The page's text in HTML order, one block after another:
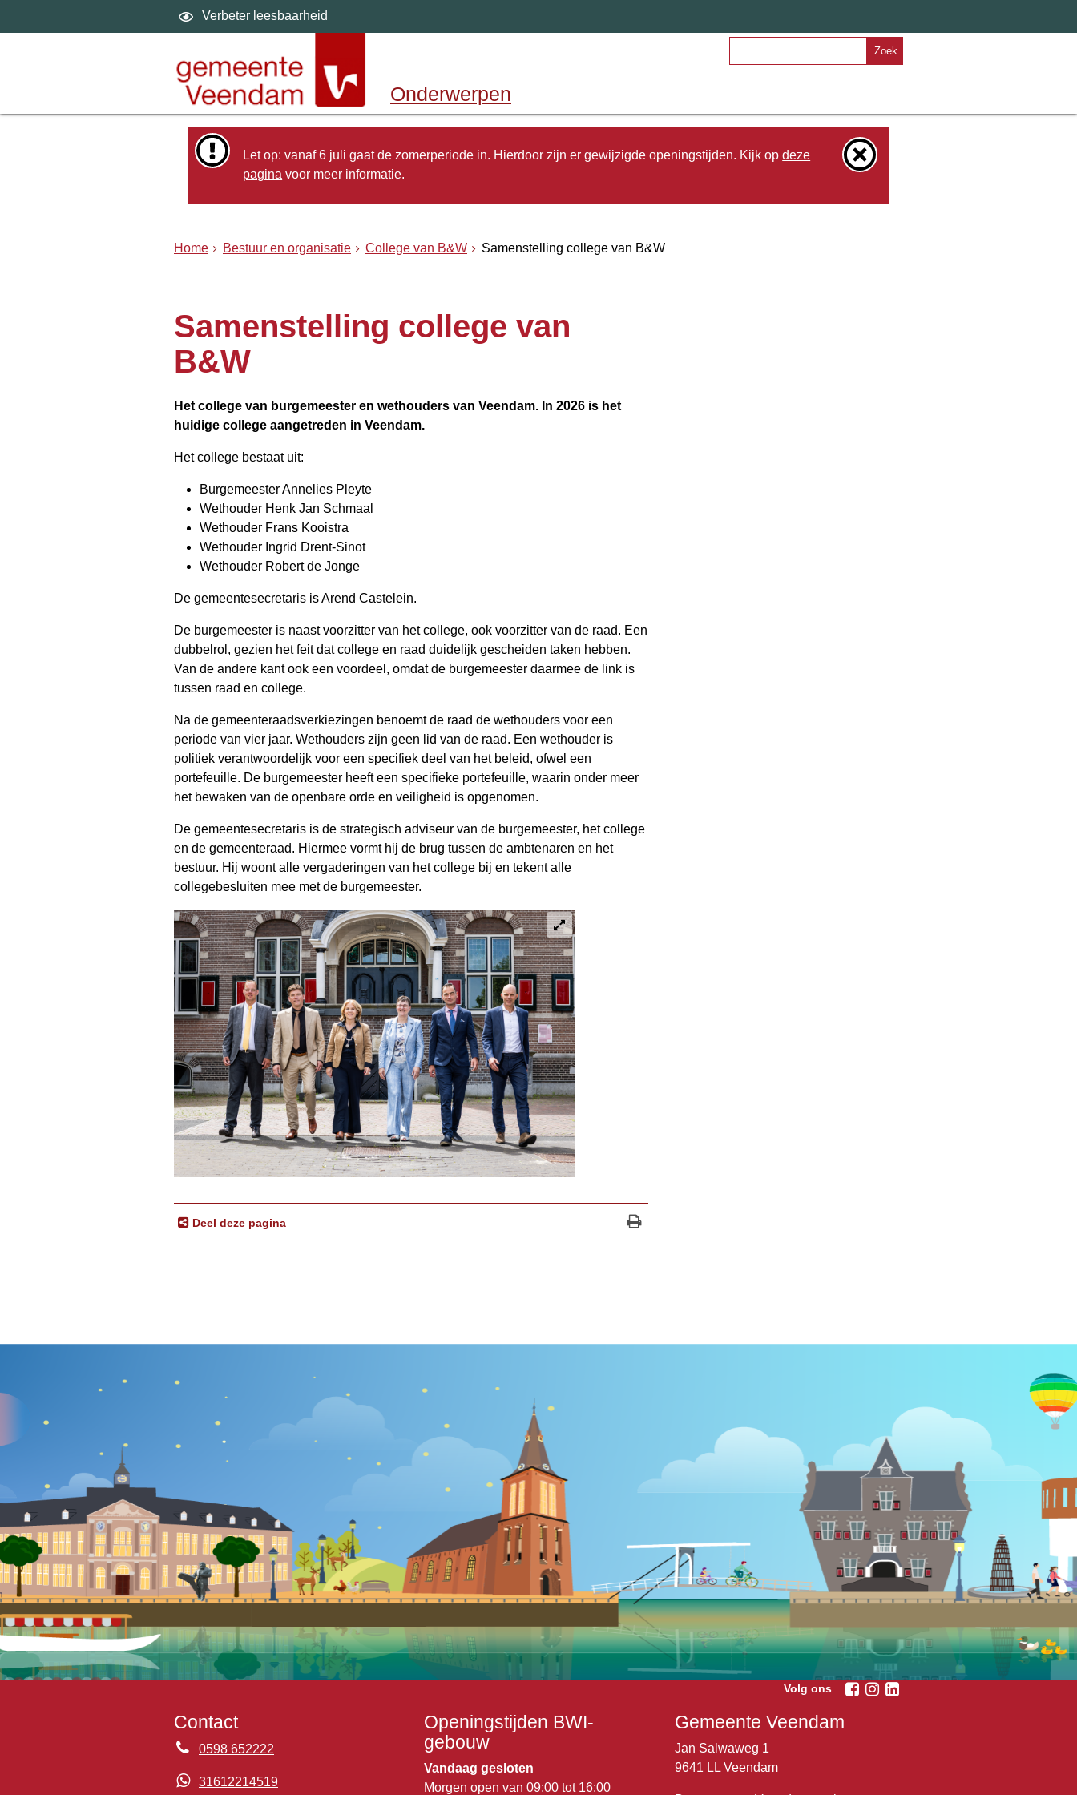
Verbeter leesbaarheid
Zoek
Onderwerpen
Let op: vanaf 6 juli gaat de zomerperiode in. Hierdoor zijn er gewijzigde openingstijden. Kijk opdeze
pagina voor meer informatie.
Home Bestuur en organisatie College van B&W Samenstelling college van B&W
Samenstelling college van
B&W
Het college van burgemeester en wethouders van Veendam. In 2026 is het
huidige college aangetreden in Veendam.
Het college bestaat uit:
Burgemeester Annelies Pleyte
Wethouder Henk Jan Schmaal
Wethouder Frans Kooistra
Wethouder Ingrid Drent-Sinot
Wethouder Robert de Jonge
De gemeentesecretaris is Arend Castelein.
De burgemeester is naast voorzitter van het college, ook voorzitter van de raad. Een
dubbelrol, gezien het feit dat college en raad duidelijk gescheiden taken hebben.
Van de andere kant ook een voordeel, omdat de burgemeester daarmee de link is
tussen raad en college.
Na de gemeenteraadsverkiezingen benoemt de raad de wethouders voor een
periode van vier jaar. Wethouders zijn geen lid van de raad. Een wethouder is
politiek verantwoordelijk voor een specifiek deel van het beleid, ofwel een
portefeuille. De burgemeester heeft een specifieke portefeuille, waarin onder meer
het bewaken van de openbare orde en veiligheid is opgenomen.
De gemeentesecretaris is de strategisch adviseur van de burgemeester, het college
en de gemeenteraad. Hiermee vormt hij de brug tussen de ambtenaren en het
bestuur. Hij woont alle vergaderingen van het college bij en tekent alle
collegebesluiten mee met de burgemeester.
Deel deze pagina
Volg ons
Contact
0598 652222
31612214519
Openingstijden BWI-
gebouw
Vandaag gesloten
Morgen open van 09:00 tot 16:00
Gemeente Veendam
Jan Salwaweg 1
9641 LL Veendam